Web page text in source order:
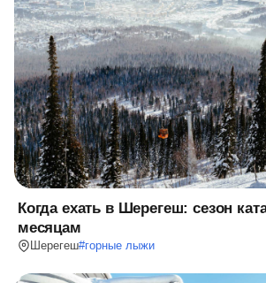
Когда ехать в Шерегеш: сезон
месяцам
Шерегеш#горные лыжи